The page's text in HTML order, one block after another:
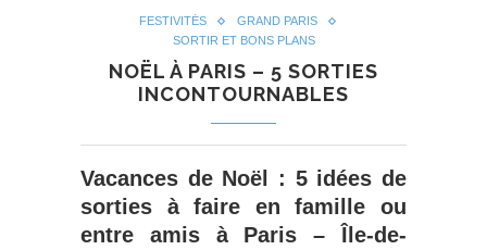
FESTIVITÉS
GRAND PARIS
SORTIR ET BONS PLANS
NOËL À PARIS – 5 SORTIES
INCONTOURNABLES
Vacances de Noël : 5 idées de
sorties à faire en famille ou
entre amis à Paris – Île-de-